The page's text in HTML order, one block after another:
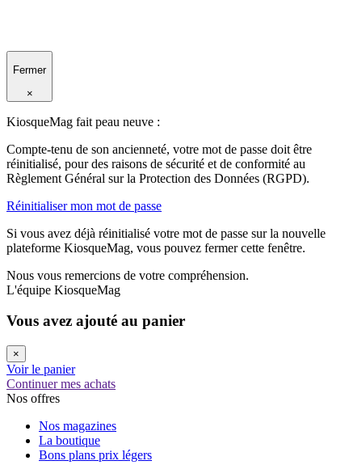
Fermer
×
KiosqueMag fait peau neuve :
Compte-tenu de son ancienneté, votre mot de passe doit être
réinitialisé, pour des raisons de sécurité et de conformité au
Règlement Général sur la Protection des Données (RGPD).
Réinitialiser mon mot de passe
Si vous avez déjà réinitialisé votre mot de passe sur la nouvelle
plateforme KiosqueMag, vous pouvez fermer cette fenêtre.
Nous vous remercions de votre compréhension.
L'équipe KiosqueMag
Vous avez ajouté au panier
×
Voir le panier
Continuer mes achats
Nos offres
Nos magazines
La boutique
Bons plans prix légers